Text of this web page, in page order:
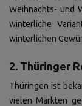
Weihnachts- und
winterliche
winterlichen
2. Thüringer
Thüringen ist
vielen Märkten